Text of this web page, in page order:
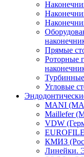
Прямые
Роторные
Турбинные
Угловые
MANI
Maillefer
VDW
EUROFILE
КМИЗ
Линейки.